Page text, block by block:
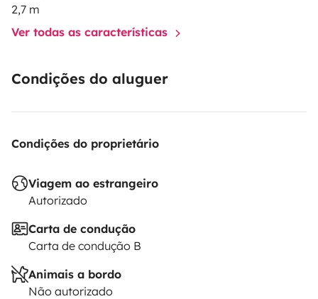
2,7 m
Ver todas as características
Condições do aluguer
Condições do proprietário
Viagem ao estrangeiro
Autorizado
Carta de condução
Carta de condução B
Animais a bordo
Não autorizado